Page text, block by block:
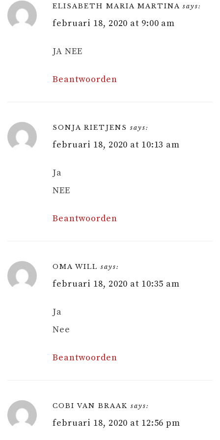
ELISABETH MARIA MARTINA says:
februari 18, 2020 at 9:00 am
JA NEE
Beantwoorden
SONJA RIETJENS says:
februari 18, 2020 at 10:13 am
Ja
NEE
Beantwoorden
OMA WILL says:
februari 18, 2020 at 10:35 am
Ja
Nee
Beantwoorden
COBI VAN BRAAK says:
februari 18, 2020 at 12:56 pm